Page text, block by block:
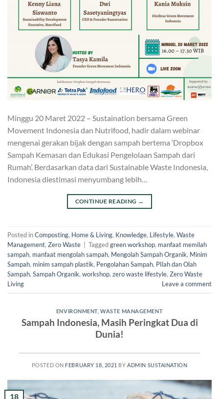
Minggu 20 Maret 2022 – Sustaination bersama Green
Movement Indonesia dan Nutrifood, hadir dalam webinar
mengenai gerakan bijak dengan sampah bertema ‘Dropbox
Sampah Kemasan dan Edukasi Pengelolaan Sampah dari
Rumah’. Berdasarkan data dari Sustainable Waste Indonesia,
Indonesia diestimasi menyumbang lebih…
CONTINUE READING →
Posted inComposting, Home & Living, Knowledge, Lifestyle, Waste
Management, Zero Waste Taggedgreen workshop, manfaat memilah
sampah, manfaat mengolah sampah, Mengolah Sampah Organik, Minim
Sampah, minim sampah plastik, Pengolahan Sampah, PIlah dan Olah
Sampah, Sampah Organik, workshop, zero waste lifestyle, Zero Waste
Living
Leave a comment
ENVIRONMENT ,WASTE MANAGEMENT
Sampah Indonesia, Masih Peringkat Dua di
Dunia!
POSTED ON FEBRUARY 18, 2021 BYADMIN SUSTAINATION
18